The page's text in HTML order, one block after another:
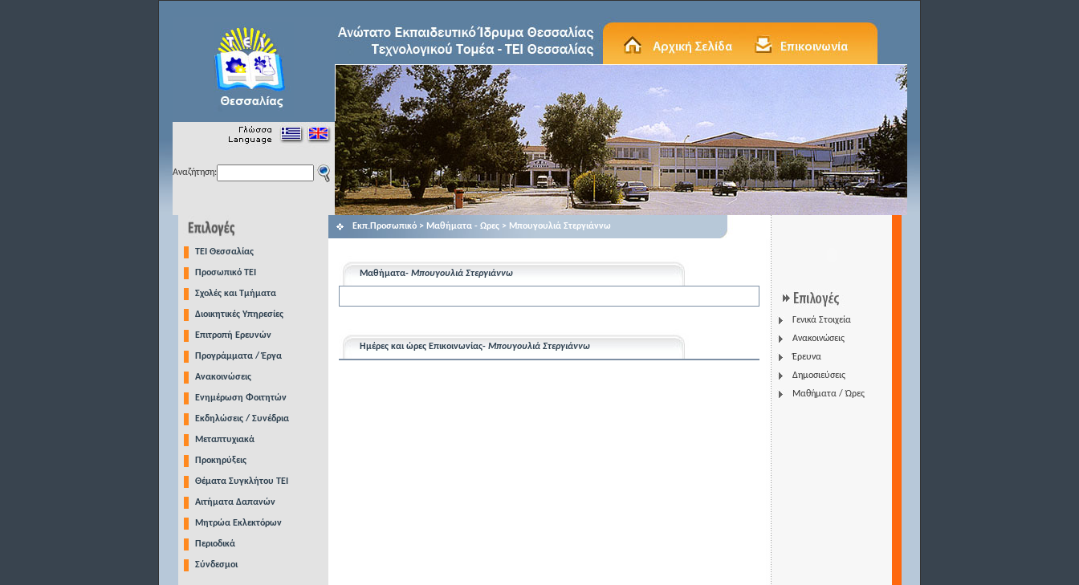
Αναζήτηση:
TEI Θεσσαλίας
Προσωπικό ΤΕΙ
Σχολές και Τμήματα
Διοικητικές Υπηρεσίες
Επιτροπή Ερευνών
Προγράμματα / Έργα
Ανακοινώσεις
Ενημέρωση Φοιτητών
Εκδηλώσεις / Συνέδρια
Μεταπτυχιακά
Προκηρύξεις
Θέματα Συγκλήτου ΤΕΙ
Αιτήματα Δαπανών
Μητρώα Εκλεκτόρων
Περιοδικά
Σύνδεσμοι
Εκπ.Προσωπικό > Μαθήματα - Ωρες > Μπουγουλιά Στεργιάννω
Μαθήματα- Μπουγουλιά Στεργιάννω
Ημέρες και ώρες Επικοινωνίας- Μπουγουλιά Στεργιάννω
Γενικά Στοιχεία
Ανακοινώσεις
Έρευνα
Δημοσιεύσεις
Μαθήματα / Ώρες